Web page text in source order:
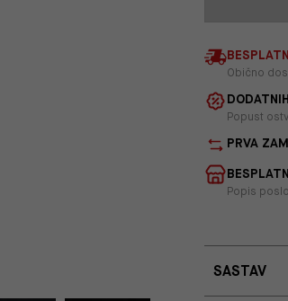
Obično
DODATNIH
Popust
PRVA
Popis
SASTAV